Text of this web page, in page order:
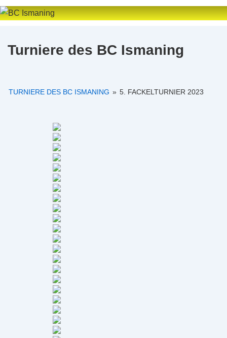
↓
Zum
Turniere des BC Ismaning
TURNIERE DES BC ISMANING » 5. FACKELTURNIER 2023